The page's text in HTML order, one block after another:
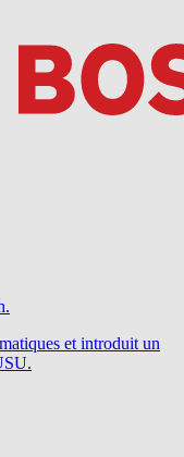
et introduit un